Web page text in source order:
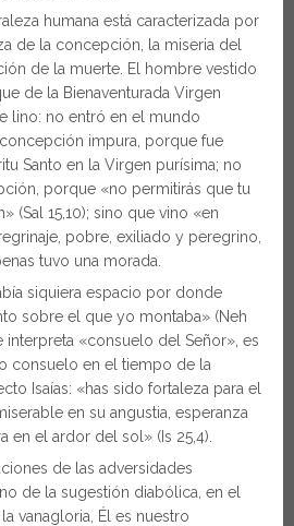
humana está caracterizada por
de la concepción, la miseria del
de la muerte. El hombre vestido
de la Bienaventurada Virgen
lino: no entró en el mundo
impura, porque fue
Santo en la Virgen purísima; no
porque «no permitirás que tu
(Sal 15,10); sino que vino «en
pobre, exiliado y peregrino,
tuvo una morada.
siquiera espacio por donde
sobre el que yo montaba» (Neh
interpreta «consuelo del Señor», es
consuelo en el tiempo de la
Isaías: «has sido fortaleza para el
en su angustia, esperanza
en el ardor del sol» (Is 25,4).
de las adversidades
de la sugestión diabólica, en el
vanagloria, Él es nuestro